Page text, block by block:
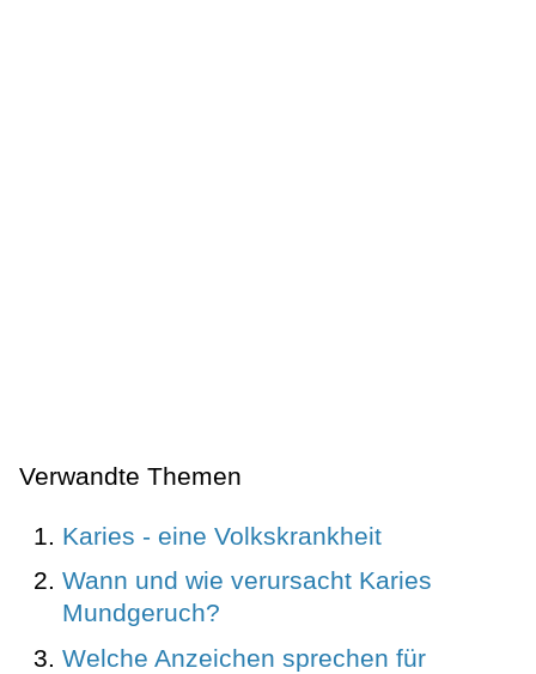
Verwandte Themen
Karies - eine Volkskrankheit
Wann und wie verursacht Karies
Mundgeruch?
Welche Anzeichen sprechen für